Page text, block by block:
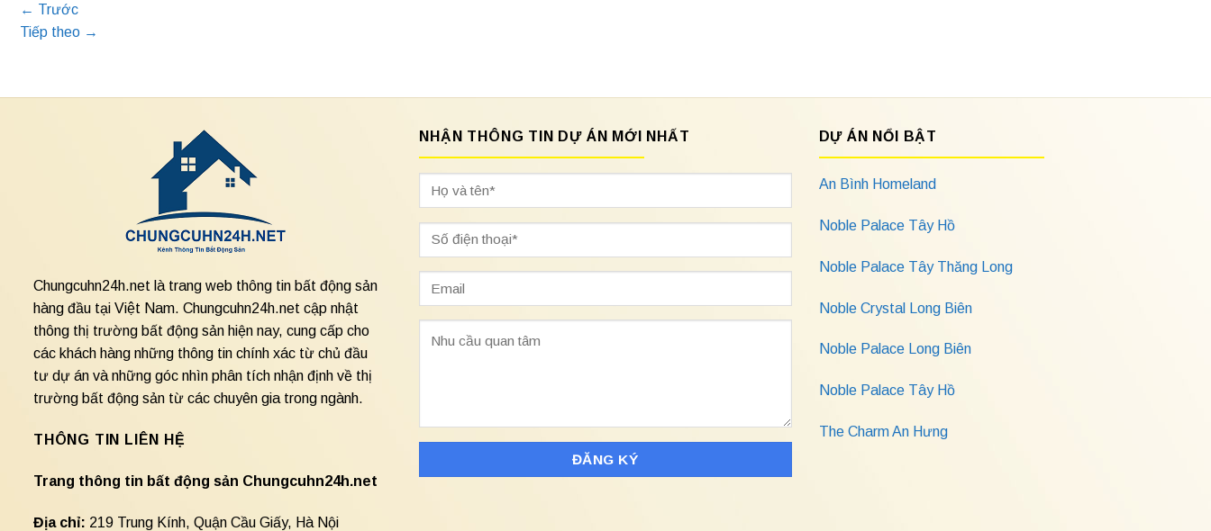
← Trước
Tiếp theo →
Chungcuhn24h.net là trang web thông tin bất động sản
hàng đầu tại Việt Nam. Chungcuhn24h.net cập nhật
thông thị trường bất động sản hiện nay, cung cấp cho
các khách hàng những thông tin chính xác từ chủ đầu
tư dự án và những góc nhìn phân tích nhận định về thị
trường bất động sản từ các chuyên gia trong ngành.
THÔNG TIN LIÊN HỆ
Trang thông tin bất động sản Chungcuhn24h.net
Địa chỉ: 219 Trung Kính, Quận Cầu Giấy, Hà Nội
NHẬN THÔNG TIN DỰ ÁN MỚI NHẤT DỰ ÁN NỔI BẬT
An Bình Homeland
Noble Palace Tây Hồ
Noble Palace Tây Thăng Long
Noble Crystal Long Biên
Noble Palace Long Biên
Noble Palace Tây Hồ
The Charm An Hưng